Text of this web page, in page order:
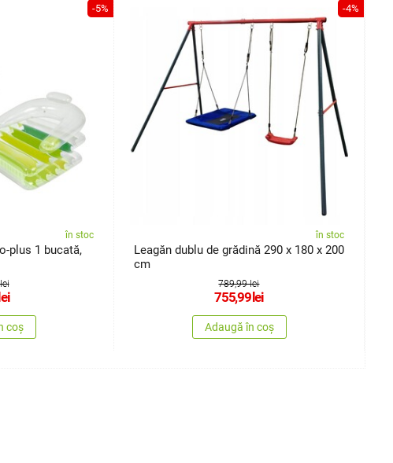
-5%
în stoc
plus 1 bucată,
coș
-4%
în stoc
Leagăn dublu de grădină 290 x 180 x 200
cm
789,99 lei
755,99lei
Adaugă în coș